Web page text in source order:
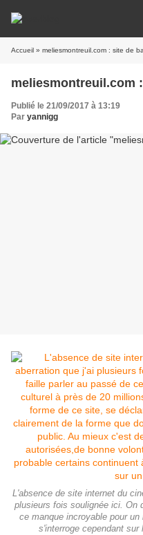
Accueil » meliesmontreuil.com : site de
meliesmontreuil.com
Publié le 21/09/2017 à 13:19
Par yannigg
L'absence de site internet du
plusieurs fois soulignée ici. On
ce manque incroyable pour
s'interroge cependant